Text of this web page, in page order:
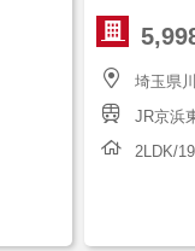
埼玉県
JR京浜
2LDK/